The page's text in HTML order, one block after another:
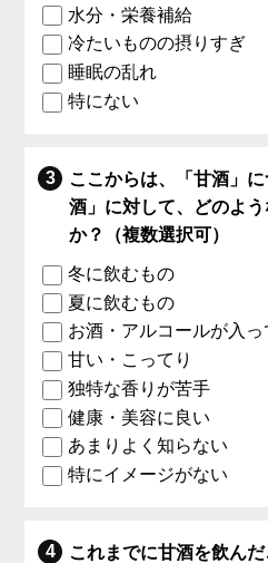
水分・栄養補給
冷たいものの摂りすぎ
睡眠の乱れ
特にない
ここからは、「甘酒」
酒」に対して、どのよ
か？（複数選択可）
冬に飲むもの
夏に飲むもの
お酒・アルコールが入っ
甘い・こってり
独特な香りが苦手
健康・美容に良い
あまりよく知らない
特にイメージがない
これまでに甘酒を飲ん